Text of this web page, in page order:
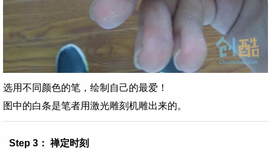
选用不同颜色的笔，绘制自己的最爱！
图中的白条是笔者用激光雕刻机雕出来的。
Step 3： 禅定时刻